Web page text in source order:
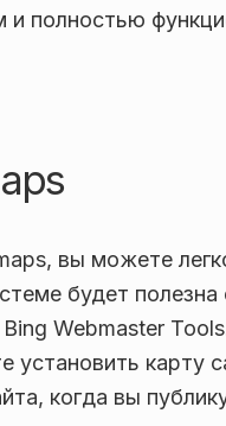
и полностью
вы можете
будет
Webmaster
установить карту
когда вы